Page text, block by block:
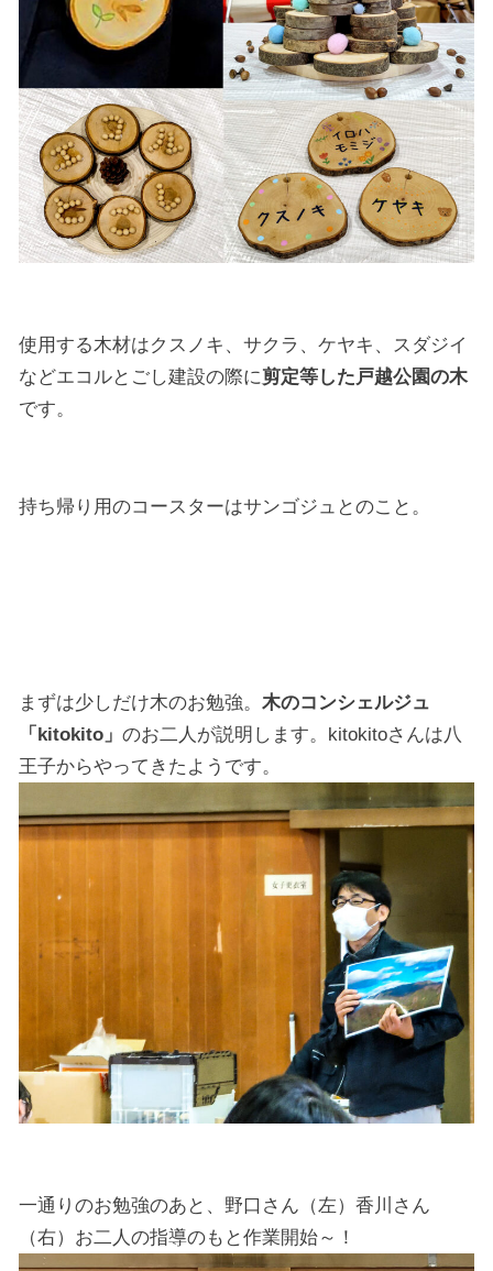
使用する木材はクスノキ、サクラ、ケヤキ、スダジイ
などエコルとごし建設の際に剪定等した戸越公園の木
です。
持ち帰り用のコースターはサンゴジュとのこと。
まずは少しだけ木のお勉強。 木のコンシェルジュ
「kitokito」 のお二人が説明します。kitokitoさんは八
王子からやってきたようです。
一通りのお勉強のあと、野口さん（左）香川さん
（右）お二人の指導のもと作業開始～！